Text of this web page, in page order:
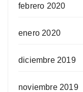
febrero 2020
enero 2020
diciembre 2019
noviembre 2019